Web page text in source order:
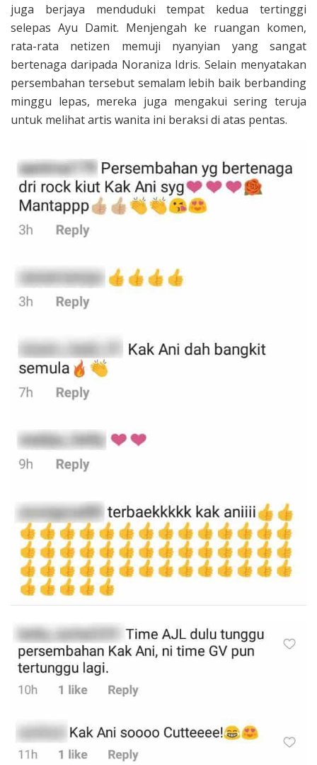
juga berjaya menduduki tempat kedua tertinggi
selepas Ayu Damit. Menjengah ke ruangan komen,
rata-rata netizen memuji nyanyian yang sangat
bertenaga daripada Noraniza Idris. Selain menyatakan
persembahan tersebut semalam lebih baik berbanding
minggu lepas, mereka juga mengakui sering teruja
untuk melihat artis wanita ini beraksi di atas pentas.